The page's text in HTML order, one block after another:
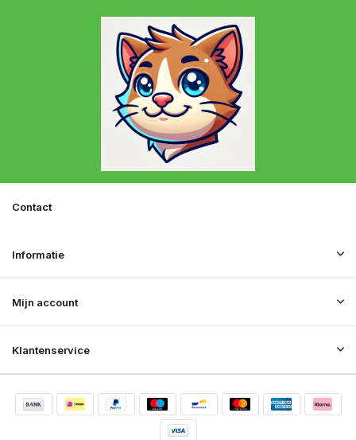
Klantenservice
Mijn account
Informatie
Contact